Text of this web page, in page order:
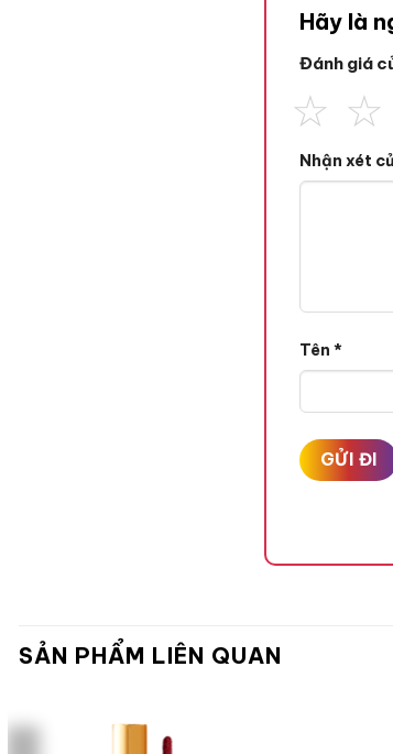
THÀNH PHẦN
– Chiết xuất
Hãy là
Đánh giá
Nhận xét
Tên*
SẢN PHẨM LIÊN QUAN